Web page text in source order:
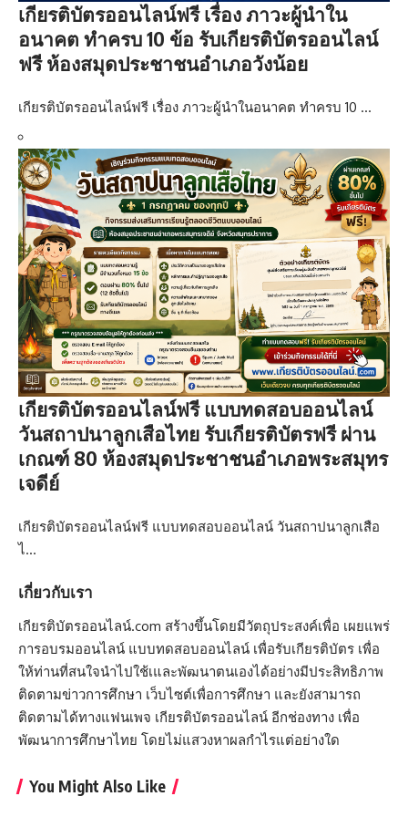
เกียรติบัตรออนไลน์ฟรี เรื่อง ภาวะผู้นำใน
อนาคต ทำครบ 10 ข้อ รับเกียรติบัตรออนไลน์
ฟรี ห้องสมุดประชาชนอำเภอวังน้อย
เกียรติบัตรออนไลน์ฟรี เรื่อง ภาวะผู้นำในอนาคต ทำครบ 10 …
เกียรติบัตรออนไลน์ฟรี แบบทดสอบออนไลน์
วันสถาปนาลูกเสือไทย รับเกียรติบัตรฟรี ผ่าน
เกณฑ์ 80 ห้องสมุดประชาชนอำเภอพระสมุทร
เจดีย์
เกียรติบัตรออนไลน์ฟรี แบบทดสอบออนไลน์ วันสถาปนาลูกเสือ
ไ…
เกี่ยวกับเรา
เกียรติบัตรออนไลน์.com สร้างขึ้นโดยมีวัตถุประสงค์เพื่อ เผยแพร่
การอบรมออนไลน์ แบบทดสอบออนไลน์ เพื่อรับเกียรติบัตร เพื่อ
ให้ท่านที่สนใจนำไปใช้เและพัฒนาตนเองได้อย่างมีประสิทธิภาพ
ติดตามข่าวการศึกษา เว็บไซต์เพื่อการศึกษา และยังสามารถ
ติดตามได้ทางแฟนเพจ เกียรติบัตรออนไลน์ อีกช่องทาง เพื่อ
พัฒนาการศึกษาไทย โดยไม่แสวงหาผลกำไรแต่อย่างใด
You Might Also Like